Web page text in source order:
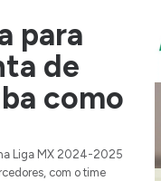
para
de
como
Liga MX 2024-2025
com o time